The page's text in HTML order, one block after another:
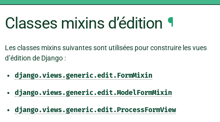
Classes mixins d’édition ¶
Les classes mixins suivantes sont utilisées pour construire les vues
d’édition de Django :
django.views.generic.edit.FormMixin
django.views.generic.edit.ModelFormMixin
django.views.generic.edit.ProcessFormView